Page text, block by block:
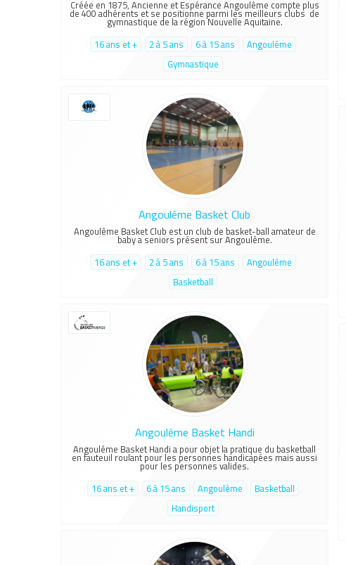
Créée en 1875, Ancienne et Espérance Angoulême compte plus
de 400 adhérents et se positionne parmi les meilleurs clubs de
gymnastique de la région Nouvelle Aquitaine.
16 ans et +
2 à 5 ans 6 à 15 ans
Angoulême
Gymnastique
Angoulême Basket Club
Angoulême Basket Club est un club de basket-ball amateur de
baby a seniors présent sur Angoulême.
16 ans et +
2 à 5 ans 6 à 15 ans
Angoulême
Basketball
Angoulême Basket Handi
Angoulême Basket Handi a pour objet la pratique du basketball
en fauteuil roulant pour les personnes handicapées mais aussi
pour les personnes valides.
16 ans et +
6 à 15 ans Angoulême
Basketball
Handisport